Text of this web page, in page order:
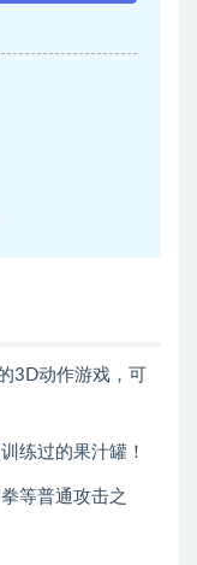
3D动作游戏，可
练过的果汁罐！
等普通攻击之